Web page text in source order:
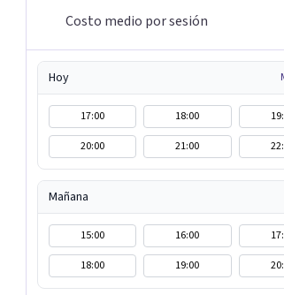
Costo medio por sesión
Hoy
17:00 18:00
20:00
21:00
Mañana
15:00 16:00
18:00
19:00